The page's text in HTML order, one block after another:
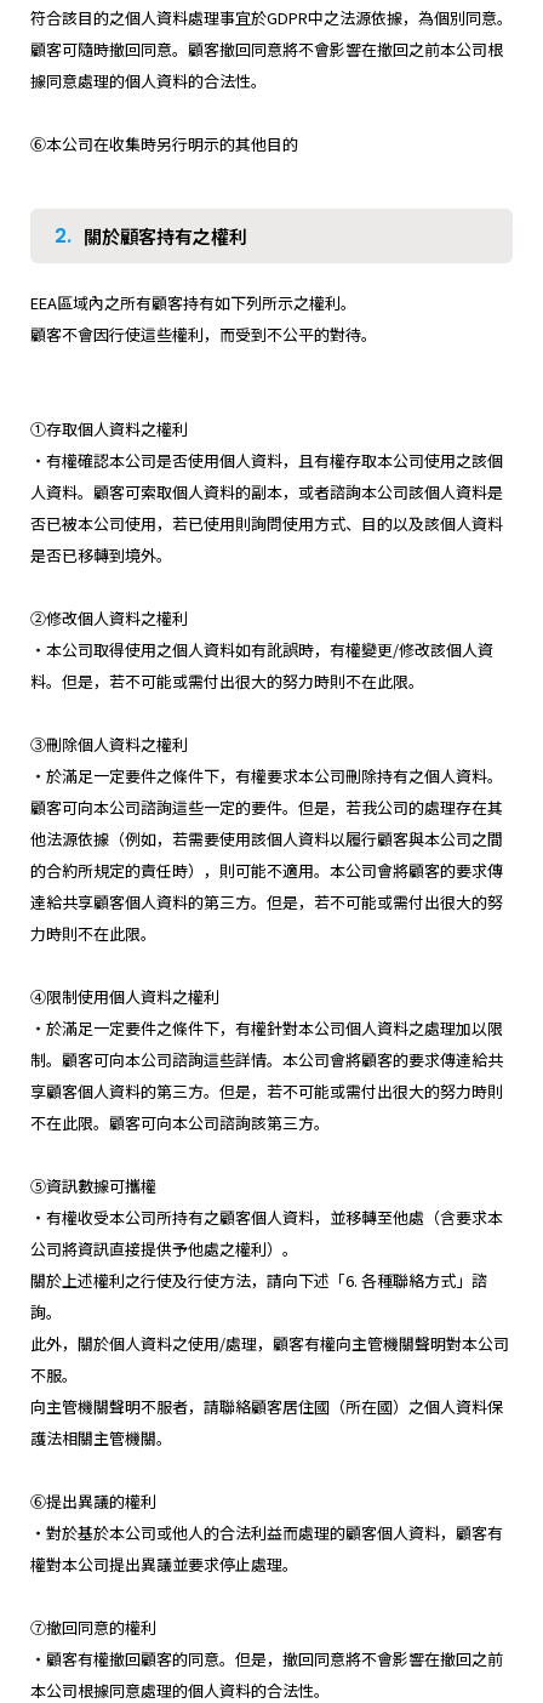
符合該目的之個人資料處理事宜於GDPR中之法源依據，為個別同意。
顧客可隨時撤回同意。顧客撤回同意將不會影響在撤回之前本公司根
據同意處理的個人資料的合法性。
⑥本公司在收集時另行明示的其他目的
2. 關於顧客持有之權利
EEA區域內之所有顧客持有如下列所示之權利。
顧客不會因行使這些權利，而受到不公平的對待。
①存取個人資料之權利
・有權確認本公司是否使用個人資料，且有權存取本公司使用之該個
人資料。顧客可索取個人資料的副本，或者諮詢本公司該個人資料是
否已被本公司使用，若已使用則詢問使用方式、目的以及該個人資料
是否已移轉到境外。
②修改個人資料之權利
・本公司取得使用之個人資料如有訛誤時，有權變更/修改該個人資
料。但是，若不可能或需付出很大的努力時則不在此限。
③刪除個人資料之權利
・於滿足一定要件之條件下，有權要求本公司刪除持有之個人資料。
顧客可向本公司諮詢這些一定的要件。但是，若我公司的處理存在其
他法源依據（例如，若需要使用該個人資料以履行顧客與本公司之間
的合約所規定的責任時），則可能不適用。本公司會將顧客的要求傳
達給共享顧客個人資料的第三方。但是，若不可能或需付出很大的努
力時則不在此限。
④限制使用個人資料之權利
・於滿足一定要件之條件下，有權針對本公司個人資料之處理加以限
制。顧客可向本公司諮詢這些詳情。本公司會將顧客的要求傳達給共
享顧客個人資料的第三方。但是，若不可能或需付出很大的努力時則
不在此限。顧客可向本公司諮詢該第三方。
⑤資訊數據可攜權
・有權收受本公司所持有之顧客個人資料，並移轉至他處（含要求本
公司將資訊直接提供予他處之權利）。
關於上述權利之行使及行使方法，請向下述「6. 各種聯絡方式」諮
詢。
此外，關於個人資料之使用/處理，顧客有權向主管機關聲明對本公司
不服。
向主管機關聲明不服者，請聯絡顧客居住國（所在國）之個人資料保
護法相關主管機關。
⑥提出異議的權利
・對於基於本公司或他人的合法利益而處理的顧客個人資料，顧客有
權對本公司提出異議並要求停止處理。
⑦撤回同意的權利
・顧客有權撤回顧客的同意。但是，撤回同意將不會影響在撤回之前
本公司根據同意處理的個人資料的合法性。